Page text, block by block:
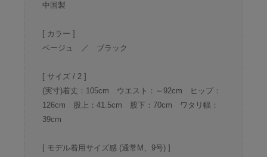
中国製
[ カラー ]
ベージュ ／ ブラック
[ サイズ / 2 ]
(実寸)着丈：105cm ウエスト：～92cm ヒップ：
126cm 股上：41.5cm 股下：70cm ワタリ幅：
39cm
[ モデル着用サイズ感 (通常M、9号) ]